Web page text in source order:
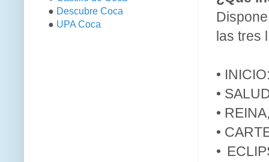
las tres
•
•
•
•
•
● Descubre Coca
● UPA Coca